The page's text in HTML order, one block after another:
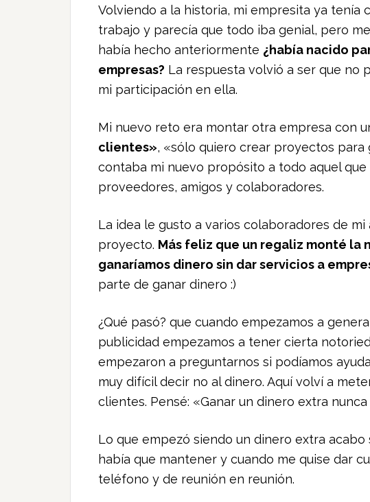
Volviendo a la historia, mi empresita ya tenía
trabajo y parecía que todo iba genial, pero
había hecho anteriormente ¿había nacido
empresas? La respuesta volvió a ser que no
mi participación en ella.
Mi nuevo reto era montar otra empresa con
clientes», «sólo quiero crear proyectos
contaba mi nuevo propósito a todo aquel
proveedores, amigos y colaboradores.
La idea le gusto a varios colaboradores de
proyecto. Más feliz que un regaliz monté la
ganaríamos dinero sin dar servicios a
parte de ganar dinero :)
¿Qué pasó? que cuando empezamos a
publicidad empezamos a tener cierta
empezaron a preguntarnos si podíamos
muy difícil decir no al dinero. Aquí volví a
clientes. Pensé: «Ganar un dinero extra nunca
Lo que empezó siendo un dinero extra
había que mantener y cuando me quise dar
teléfono y de reunión en reunión.